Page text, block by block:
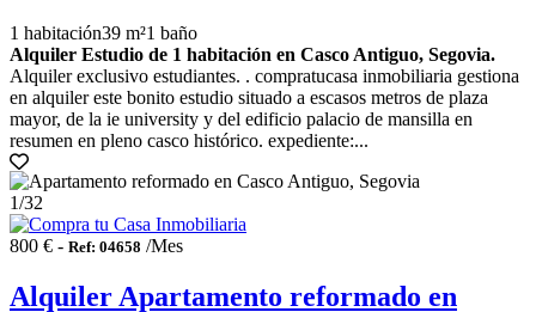
1 habitación39 m²1 baño
Alquiler Estudio de 1 habitación en Casco Antiguo, Segovia.
Alquiler exclusivo estudiantes. . compratucasa inmobiliaria gestiona
en alquiler este bonito estudio situado a escasos metros de plaza
mayor, de la ie university y del edificio palacio de mansilla en
resumen en pleno casco histórico. expediente:...
1/32
800 € - Ref: 04658 /Mes
Alquiler Apartamento reformado en